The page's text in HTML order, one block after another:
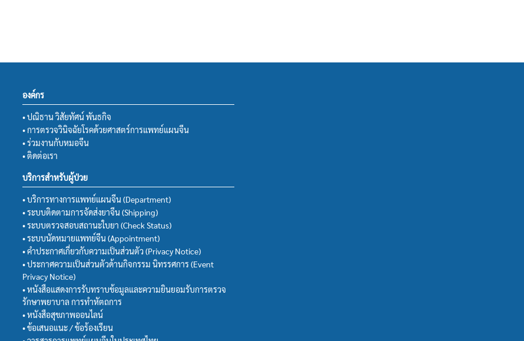
องค์กร
• ปณิธาน วิสัยทัศน์ พันธกิจ
• การตรวจวินิจฉัยโรคด้วยศาสตร์การแพทย์แผนจีน
• ร่วมงานกับหมอจีน
• ติดต่อเรา
บริการสำหรับผู้ป่วย
• บริการทางการแพทย์แผนจีน (Department)
• ระบบติดตามการจัดส่งยาจีน (Shipping)
• ระบบตรวจสอบสถานะใบยา (Check Status)
• ระบบนัดหมายแพทย์จีน (Appointment)
• คำประกาศเกี่ยวกับความเป็นส่วนตัว (Privacy Notice)
• ประกาศความเป็นส่วนตัวด้านกิจกรรม นิทรรศการ (Event
Privacy Notice)
• หนังสือแสดงการรับทราบข้อมูลและความยินยอมรับการตรวจ
รักษาพยาบาล การทำหัตถการ
• หนังสือสุขภาพออนไลน์
• ข้อเสนอแนะ / ข้อร้องเรียน